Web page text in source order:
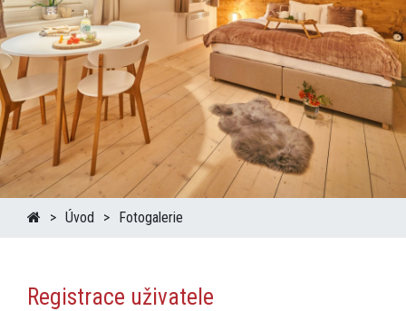
Úvod Fotogalerie
Registrace uživatele